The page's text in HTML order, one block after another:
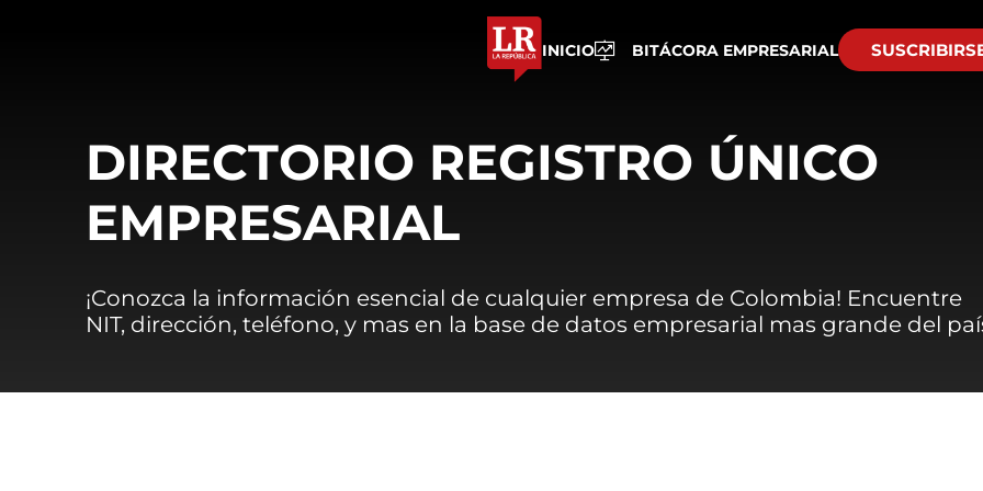
INICIO BITÁCORA EMPRESARIAL
DIRECTORIO REGISTRO ÚNICO
EMPRESARIAL
¡Conozca la información esencial de cualquier empresa de Colombia! Encuentre
NIT, dirección, teléfono, y mas en la base de datos empresarial mas grande del